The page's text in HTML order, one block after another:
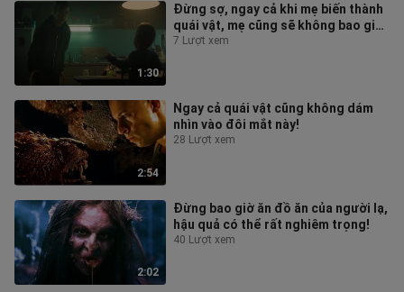
1:30
Đừng sợ, ngay cả khi mẹ biến thành
quái vật, mẹ cũng sẽ không bao giờ
làm hại con!
7 Lượt xem
2:54
Ngay cả quái vật cũng không dám
nhìn vào đôi mắt này!
28 Lượt xem
2:02
Đừng bao giờ ăn đồ ăn của người lạ,
hậu quả có thể rất nghiêm trọng!
40 Lượt xem